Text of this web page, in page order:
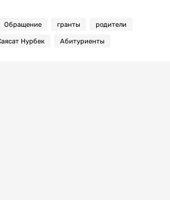
Обращение гранты родители
Нурбек Абитуриенты